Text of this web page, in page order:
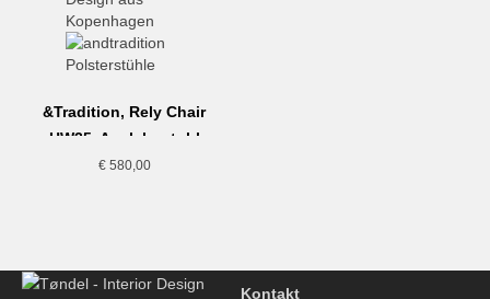
&Tradition, Rely Chair
HW35, Armlehnstuhl
gepolstert, Grau-Beige
€580,00
Kontakt